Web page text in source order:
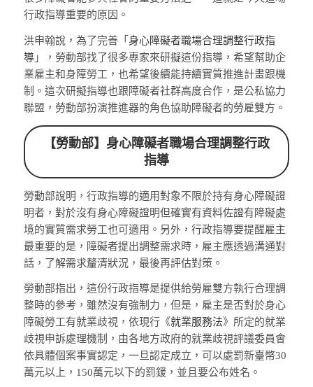
行政指導重要的原因。
洪申翰說，為了完善「 身心障礙者職場合理調整行政指
導」，勞動部找了很多專家來研擬這份指導，希望幫助企
業雇主和身障勞工，也希望後續能持續實質推進計畫跟機
制。這次研擬指導也跟障礙者社群高度合作，是公私協力
聯盟，勞動部扮演推進器的角色協助障礙者的勞雇雙方。
【勞動部】身心障礙者職場合理調整行政
指導
勞動部說明，行政指導的適用對象不限於持有身心障礙證
明者，對於沒有身心障礙證明但確實有資料佐證有障礙處
境的實質需求勞工也可適用。另外，行政指導要提醒雇主
最重要的是，障礙者提出調整需求時，雇主應透過溝通對
話，了解需求釐清狀況，最後再評估對策。
勞動部指出，這份行政指導是提供給勞雇雙方執行合理調
整時的參考，雖然沒有強制力，但是，雇主是否對於身心
障礙勞工有就業歧視，依現行《就業服務法》所定的就業
歧視申訴處理機制，由各地方政府的就業歧視評議委員會
依具體個案事實認定，一旦認定成立，可以處罰新臺幣30
萬元以上，150萬元以下的罰鍰，並且要公布姓名。